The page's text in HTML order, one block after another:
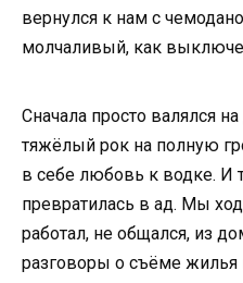
вернулся к нам с
молчаливый, как
Сначала просто валялся
тяжёлый рок на полную
в себе любовь к водке. И
превратилась в ад. Мы
работал, не общался, из
разговоры о съёме жилья